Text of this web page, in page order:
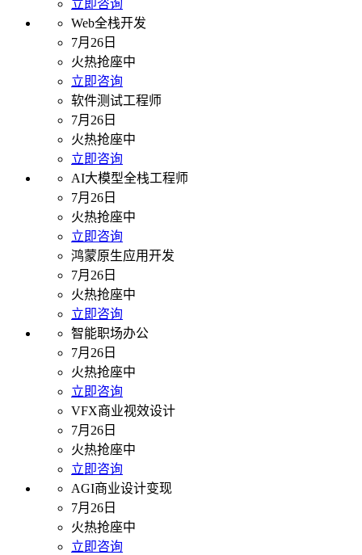
立即咨询
Web全栈开发
7月26日
火热抢座中
立即咨询
软件测试工程师
7月26日
火热抢座中
立即咨询
AI大模型全栈工程师
7月26日
火热抢座中
立即咨询
鸿蒙原生应用开发
7月26日
火热抢座中
立即咨询
智能职场办公
7月26日
火热抢座中
立即咨询
VFX商业视效设计
7月26日
火热抢座中
立即咨询
AGI商业设计变现
7月26日
火热抢座中
立即咨询